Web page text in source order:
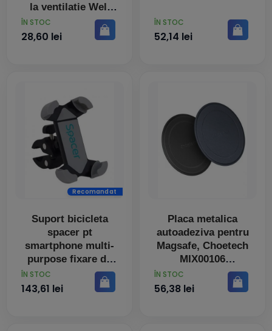
la ventilatie Well
PRET
ÎN STOC
28,60 lei
PRET
ÎN STOC
52,14 lei
Recomandat
Suport bicicleta
spacer pt
smartphone multi-
purpose fixare de
bare de diferite
dimensiuni negru
PRET
ÎN STOC
143,61 lei
Placa metalica
autoadeziva pentru
Magsafe, Choetech
MIX00106
PRET
ÎN STOC
56,38 lei